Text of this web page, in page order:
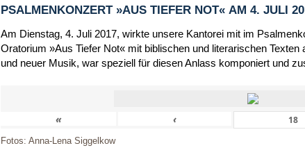
PSALMENKONZERT »AUS TIEFER NOT« AM 4. JULI
Am Dienstag, 4. Juli 2017, wirkte unsere Kantorei mit im
Oratorium »Aus Tiefer Not« mit biblischen und literarischen
und neuer Musik, war speziell für diesen Anlass komponiert und
« ‹
Fotos: Anna-Lena Siggelkow